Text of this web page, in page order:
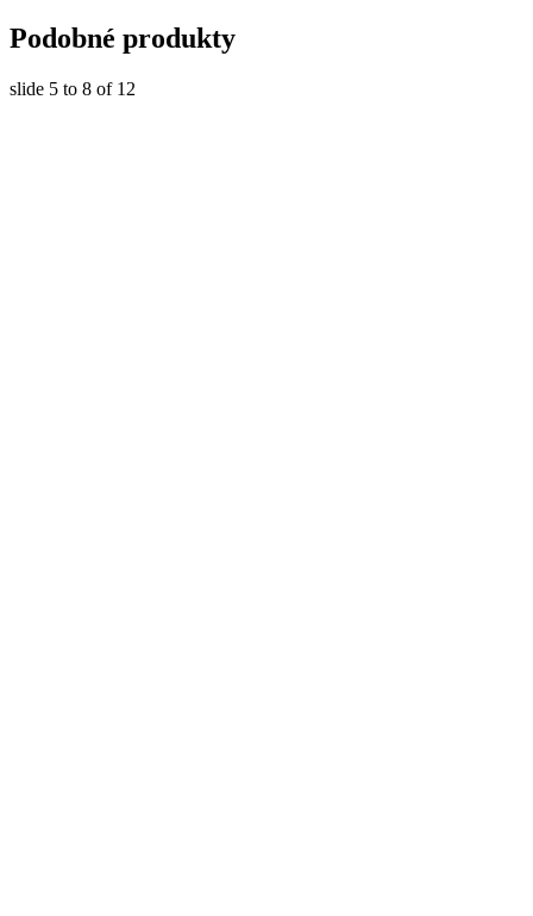
Podobné produkty
slide 5 to 8 of 12